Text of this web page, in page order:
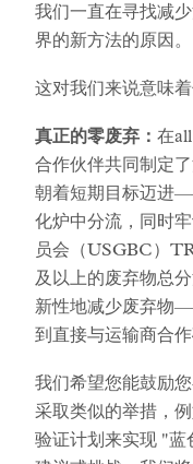
我们一直在寻找减
界的新方法的原因。
这对我们来说意味着
真正的零废弃： 在
合作伙伴共同制定
朝着短期目标迈进
化炉中分流，同时
员会（USGBC）
及以上的废弃物总
新性地减少废弃物
到直接与运输商合
我们希望您能鼓励
采取类似的举措，
验证计划来实现 "蓝